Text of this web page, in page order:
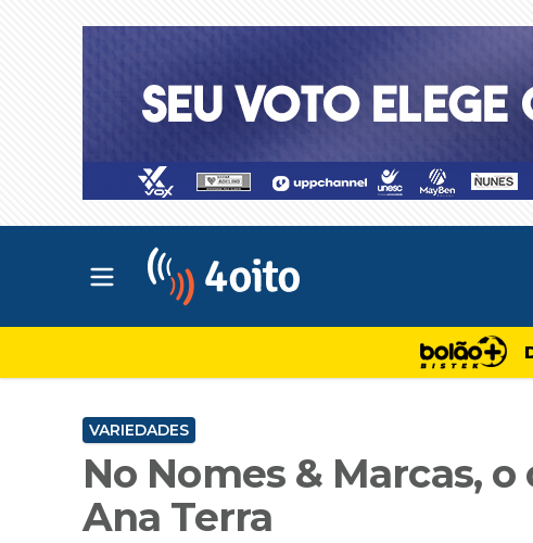
Abrir menu principal
VARIEDADES
No Nomes & Marcas,
Ana Terra